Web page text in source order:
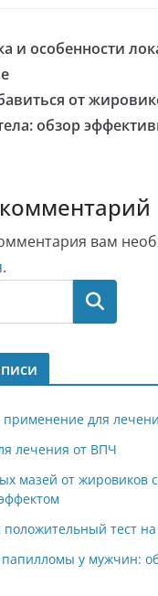
и особенности
от
обзор
вам
.
Поиск
применение для
лечения от ВПЧ
мазей от жировиков с
положительный тест
папилломы у мужчин: